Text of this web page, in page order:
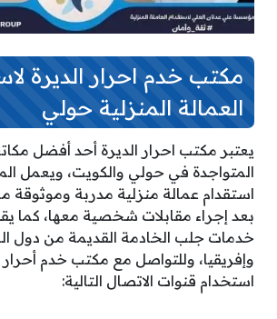
مكتب خدم احرار الديرة
العمالة المنزلية حولي
يعتبر مكتب احرار الديرة أحد أفضل
المتواجدة في حولي والكويت، ويعمل
استقدام عمالة منزلية مدربة وموثوقة
بعد إجراء مقابلات شخصية معها، كما
خدمات جلب الخادمة القديمة من دول
وإفريقيا، وللتواصل مع مكتب خدم أحرار
استخدام قنوات الاتصال التالية: